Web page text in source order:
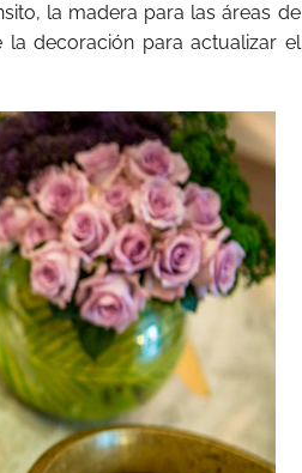
la madera para las áreas de
decoración para actualizar el